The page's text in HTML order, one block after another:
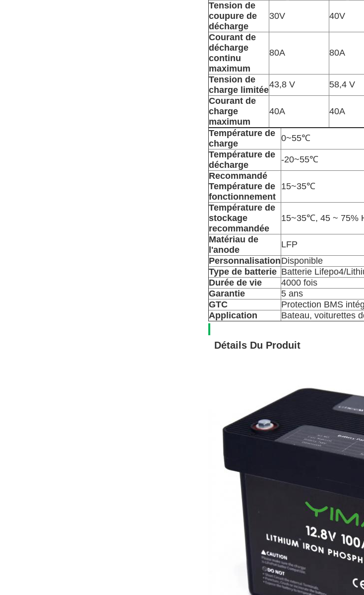
Tension de
coupure de
décharge
30V 40V
Courant de
décharge
continu
maximum
80A 80A
Tension de
charge limitée
43,8 V 58,4 V
Courant de
charge
maximum
40A 40A
Température de
charge
0~55℃
Température de
décharge
-20~55℃
Recommandé
Température de
fonctionnement
15~35℃
Température de
stockage
recommandée
15~35℃, 45 ~ 75%
Matériau de
l'anode
LFP
PersonnalisationDisponible
Type de batterie Batterie Lifepo4/
Durée de vie
4000 fois
Garantie
5 ans
GTC
Protection BMS
Application
Bateau, voiturettes
Détails Du Produit